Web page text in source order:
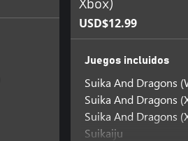
Xbox)
USD$12.99
Juegos incluidos
Suika And Dragons
Suika And Dragons
Suika And Dragons
Suikaiju